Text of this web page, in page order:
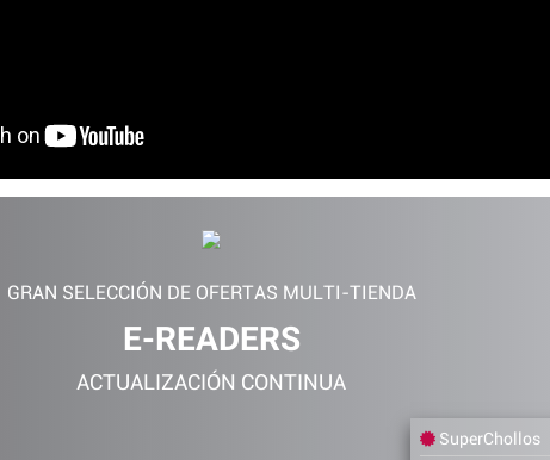
GRAN SELECCIÓN DE OFERTAS MULTI-TIENDA
E-READERS
ACTUALIZACIÓN CONTINUA
SuperChollos